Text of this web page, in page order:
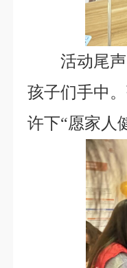
活动尾
孩子们手中
许下“愿家人